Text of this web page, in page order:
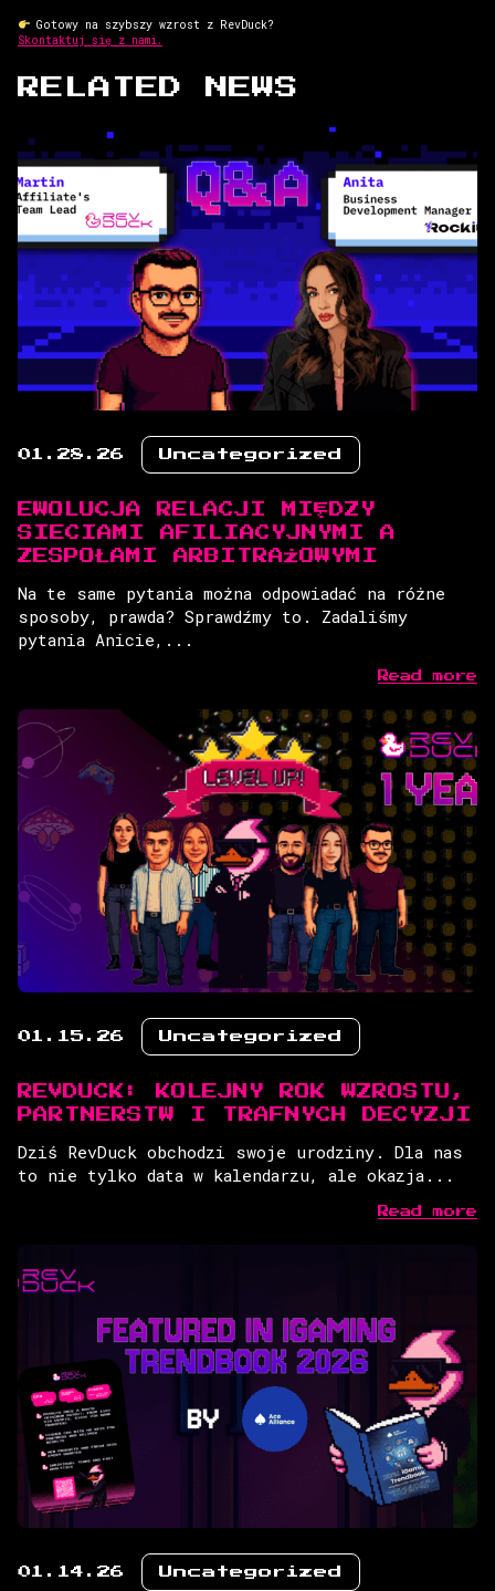
Gotowy na szybszy wzrost z RevDuck?
Skontaktuj się z nami.
RELATED NEWS
01.28.26 Uncategorized
EWOLUCJA RELACJI MIĘDZY
SIECIAMI AFILIACYJNYMI A
ZESPOŁAMI ARBITRAŻOWYMI
Na te same pytania można odpowiadać na różne
sposoby, prawda? Sprawdźmy to. Zadaliśmy
pytania Anicie,...
Read more
01.15.26 Uncategorized
REVDUCK: KOLEJNY ROK WZROSTU,
PARTNERSTW I TRAFNYCH DECYZJI
Dziś RevDuck obchodzi swoje urodziny. Dla nas
to nie tylko data w kalendarzu, ale okazja...
Read more
01.14.26 Uncategorized